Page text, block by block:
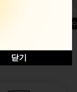
허니옥
닫기